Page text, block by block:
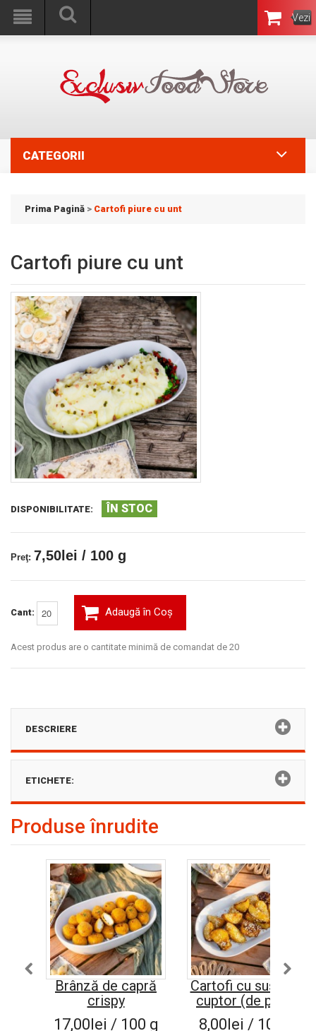
Vezi
Coşul
CATEGORII
Prima Pagină > Cartofi piure cu unt
Cartofi piure cu unt
DISPONIBILITATE: ÎN STOC
Preţ: 7,50lei / 100 g
Cant: Adaugă în Coş
Acest produs are o cantitate minimă de comandat de 20
DESCRIERE
ETICHETE:
Produse înrudite
Brânză de capră
crispy
17,00lei / 100 g
Cartofi cu susan la
cuptor (de post)
8,00lei / 100 g